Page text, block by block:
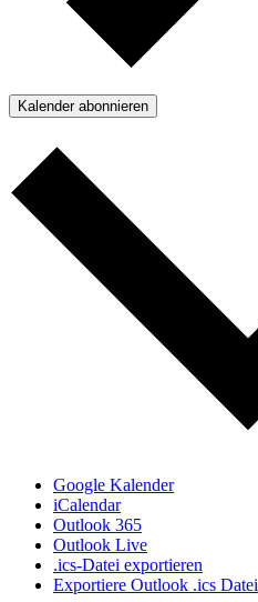
Kalender abonnieren
Google Kalender
iCalendar
Outlook 365
Outlook Live
.ics-Datei exportieren
Exportiere Outlook .ics Datei